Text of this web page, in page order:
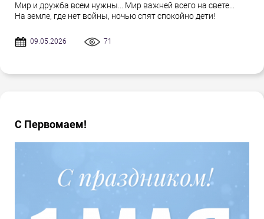
Мир и дружба всем нужны... Мир важней всего на свете...
На земле, где нет войны, ночью спят спокойно дети!
09.05.2026 71
С Первомаем!